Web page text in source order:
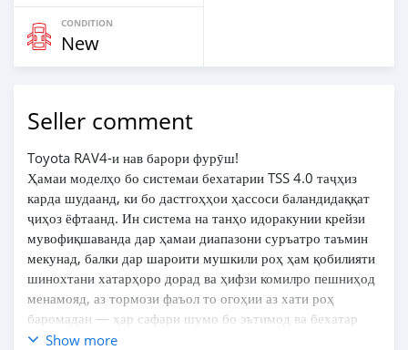
CONDITION
New
Seller comment
Toyota RAV4-и нав барори фурӯш!
Ҳамаи моделҳо бо системаи бехатарии TSS 4.0 таҷҳиз
карда шудаанд, ки бо дастгоҳҳои ҳассоси баландидаққат
ҷиҳоз ёфтаанд. Ин система на танҳо идоракунии крейзи
мувофиқшаванда дар ҳамаи диапазони суръатро таъмин
мекунад, балки дар шароити мушкили роҳ ҳам қобилияти
шинохтани хатарҳоро дорад ва ҳифзи комилро пешниҳод
менамояд, аз тормози фаъол то огоҳии аз хати роҳ
баромадан — ҳар сафари шумо бо эътимод ва бехатар
хоҳад буд!
Show more